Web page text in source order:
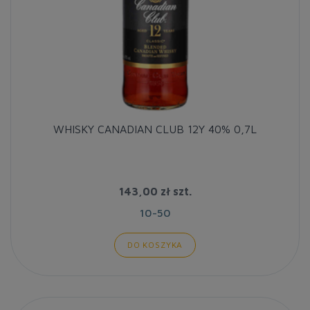
WHISKY CANADIAN CLUB 12Y 40% 0,7L
143,00 złszt.
10-50
DO KOSZYKA